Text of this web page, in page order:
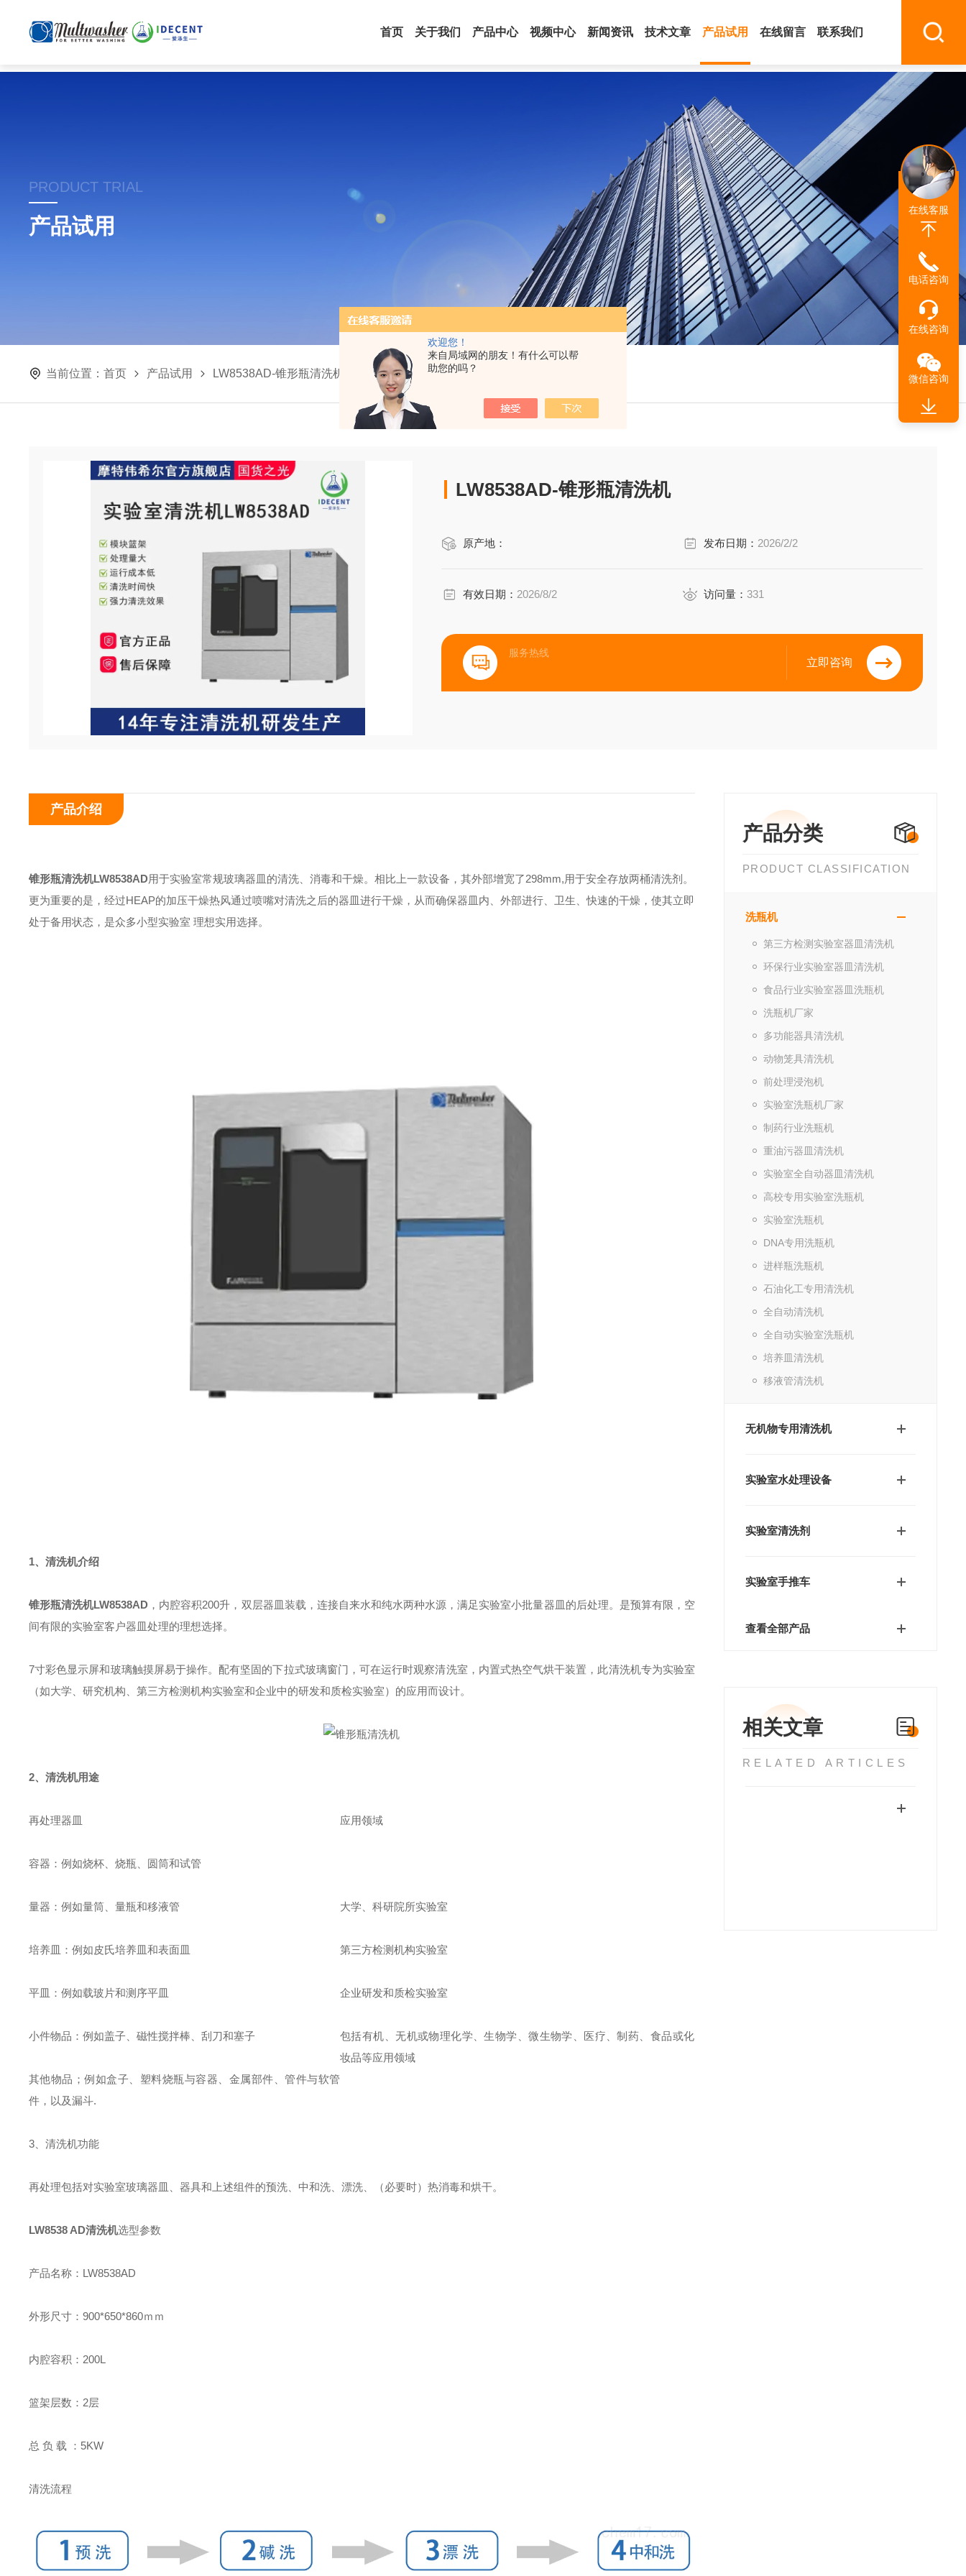
欢迎您！
来自局域网的朋友！有什么可以帮
助您的吗？
首页 关于我们 产品中心 视频中心 新闻资讯 技术文章 产品试用 在线留言 联系我们
PRODUCT TRIAL
产品试用
当前位置： 首页 产品试用 LW8538AD-锥形瓶清洗机
LW8538AD-锥形瓶清洗机
原产地： 发布日期： 2026/2/2
有效日期： 2026/8/2 访问量：331
服务热线
立即咨询
产品分类
PRODUCT CLASSIFICATION
洗瓶机
第三方检测实验室器皿清洗机
环保行业实验室器皿清洗机
食品行业实验室器皿洗瓶机
洗瓶机厂家
多功能器具清洗机
动物笼具清洗机
前处理浸泡机
实验室洗瓶机厂家
制药行业洗瓶机
重油污器皿清洗机
实验室全自动器皿清洗机
高校专用实验室洗瓶机
实验室洗瓶机
DNA专用洗瓶机
进样瓶洗瓶机
石油化工专用清洗机
全自动清洗机
全自动实验室洗瓶机
培养皿清洗机
移液管清洗机
无机物专用清洗机
实验室水处理设备
实验室清洗剂
实验室手推车
查看全部产品
相关文章
RELATED ARTICLES
产品介绍
锥形瓶清洗机LW8538AD用于实验室常规玻璃器皿的清洗、消毒和干燥。相比上一款设备，其外部增宽了298mm,用于安全存放两桶清洗剂。
更为重要的是，经过HEAP的加压干燥热风通过喷嘴对清洗之后的器皿进行干燥，从而确保器皿内、外部进行、卫生、快速的干燥，使其立即
处于备用状态，是众多小型实验室 理想实用选择。
1、清洗机介绍
锥形瓶清洗机LW8538AD ，内腔容积200升，双层器皿装载，连接自来水和纯水两种水源，满足实验室小批量器皿的后处理。是预算有限，空
间有限的实验室客户器皿处理的理想选择。
7寸彩色显示屏和玻璃触摸屏易于操作。配有坚固的下拉式玻璃窗门，可在运行时观察清洗室，内置式热空气烘干装置，此清洗机专为实验室
（如大学、研究机构、第三方检测机构实验室和企业中的研发和质检实验室）的应用而设计。
2、清洗机用途
再处理器皿 应用领域
容器：例如烧杯、烧瓶、圆筒和试管
量器：例如量筒、量瓶和移液管
培养皿：例如皮氏培养皿和表面皿
平皿：例如载玻片和测序平皿
小件物品：例如盖子、磁性搅拌棒、刮刀和塞子
其他物品；例如盒子、塑料烧瓶与容器、金属部件、管件与软管
件，以及漏斗.
大学、科研院所实验室
第三方检测机构实验室
企业研发和质检实验室
包括有机、无机或物理化学、生物学、微生物学、医疗、制药、食品或化
妆品等应用领域
3、清洗机功能
再处理包括对实验室玻璃器皿、器具和上述组件的预洗、中和洗、漂洗、（必要时）热消毒和烘干。
LW8538 AD清洗机选型参数
产品名称：LW8538AD
外形尺寸：900*650*860ｍｍ
内腔容积：200L
篮架层数：2层
总 负 载 ：5KW
清洗流程
在线客服
电话咨询
在线咨询
微信咨询